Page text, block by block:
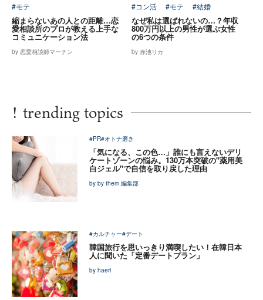
#モテ
縮まらないあの人との距離…恋
愛相談所のプロが教える上手な
コミュニケーション法
by 恋愛相談師マーチン
#コン活 #モテ #結婚
なぜ私は選ばれないの…？年収
800万円以上の男性が選ぶ女性
の6つの条件
by 赤池リカ
! trending topics
#PR#オトナ磨き
「気になる、この色…」誰にも言えないデリ
ケートゾーンの悩み。130万本突破の"薬用美
白ジェル"で自信を取り戻した理由
by by them 編集部
#カルチャー#デート
韓国旅行を思いっきり満喫したい！在韓日本
人に聞いた「定番デートプラン」
by haeri